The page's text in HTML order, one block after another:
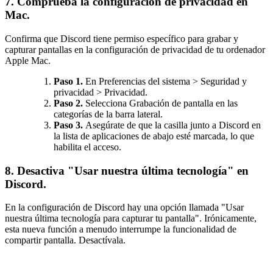
Mac.
Confirma que Discord tiene permiso específico para grabar y
capturar pantallas en la configuración de privacidad de tu ordenador
Apple Mac.
Paso 1. En Preferencias del sistema > Seguridad y
privacidad > Privacidad.
Paso 2. Selecciona Grabación de pantalla en las
categorías de la barra lateral.
Paso 3. Asegúrate de que la casilla junto a Discord en
la lista de aplicaciones de abajo esté marcada, lo que
habilita el acceso.
8. Desactiva "Usar nuestra última tecnología" en
Discord.
En la configuración de Discord hay una opción llamada "Usar
nuestra última tecnología para capturar tu pantalla". Irónicamente,
esta nueva función a menudo interrumpe la funcionalidad de
compartir pantalla. Desactívala.